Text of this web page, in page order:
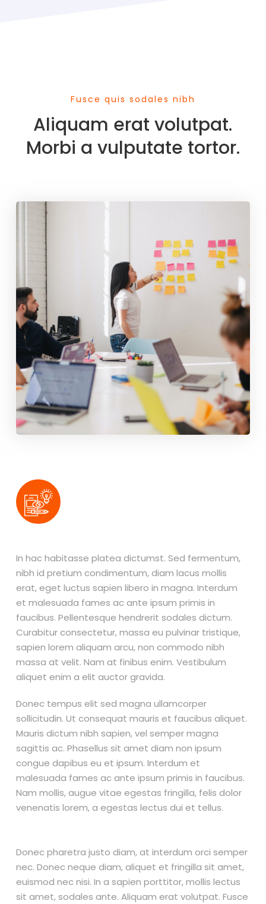
Fusce quis sodales nibh
Aliquam erat volutpat.
Morbi a vulputate tortor.
In hac habitasse platea dictumst. Sed fermentum,
nibh id pretium condimentum, diam lacus mollis
erat, eget luctus sapien libero in magna. Interdum
et malesuada fames ac ante ipsum primis in
faucibus. Pellentesque hendrerit sodales dictum.
Curabitur consectetur, massa eu pulvinar tristique,
sapien lorem aliquam arcu, non commodo nibh
massa at velit. Nam at finibus enim. Vestibulum
aliquet enim a elit auctor gravida.
Donec tempus elit sed magna ullamcorper
sollicitudin. Ut consequat mauris et faucibus aliquet.
Mauris dictum nibh sapien, vel semper magna
sagittis ac. Phasellus sit amet diam non ipsum
congue dapibus eu et ipsum. Interdum et
malesuada fames ac ante ipsum primis in faucibus.
Nam mollis, augue vitae egestas fringilla, felis dolor
venenatis lorem, a egestas lectus dui et tellus.
Donec pharetra justo diam, at interdum orci semper
nec. Donec neque diam, aliquet et fringilla sit amet,
euismod nec nisi. In a sapien porttitor, mollis lectus
sit amet, sodales ante. Aliquam erat volutpat. Fusce